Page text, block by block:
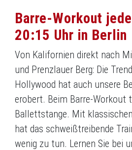
Barre-Workout
20:15 Uhr in Berlin
Von Kalifornien direkt nach
und Prenzlauer Berg: Die
Hollywood hat auch unsere
erobert. Beim Barre-Workout
Ballettstange. Mit
hat das schweißtreibende
wenig zu tun. Lernen Sie bei